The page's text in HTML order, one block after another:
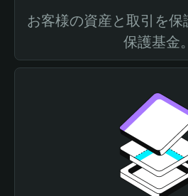
お客様の資産と取引を
保護基金。